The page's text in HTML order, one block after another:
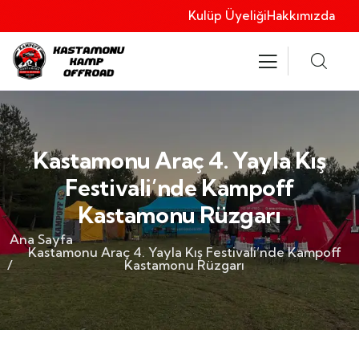
Kulüp ÜyeliğiHakkımızda
Kastamonu Araç 4. Yayla Kış
Festivali’nde Kampoff
Kastamonu Rüzgarı
Ana Sayfa
Kastamonu Araç 4. Yayla Kış Festivali’nde Kampoff
Kastamonu Rüzgarı